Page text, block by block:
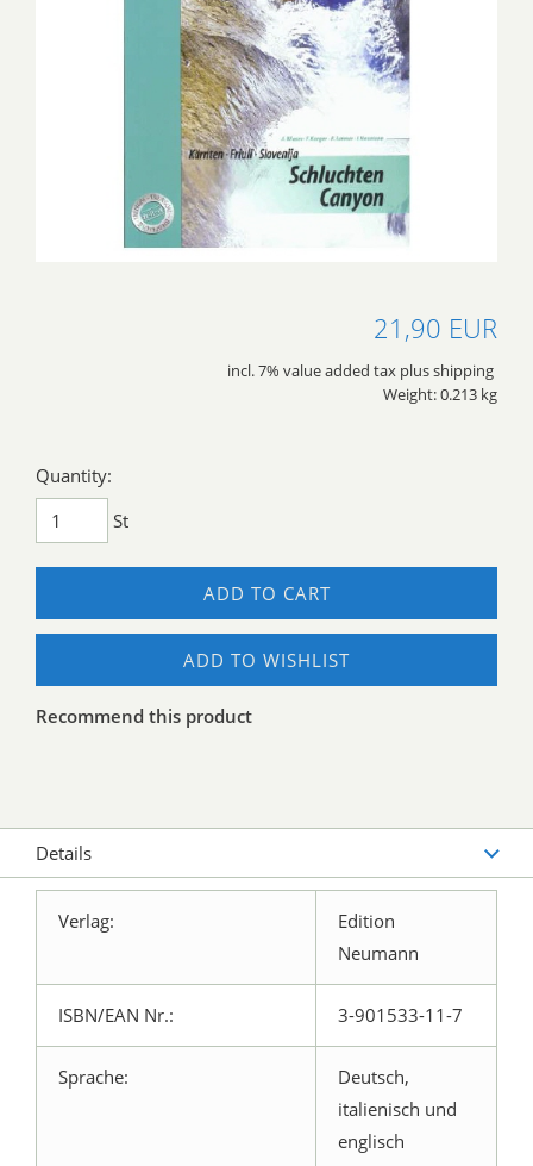
21,90 EUR
incl. 7% value added tax plus shipping
Weight: 0.213 kg
Quantity:
St
ADD TO CART
ADD TO WISHLIST
Recommend this product
Details
Verlag:
Edition
Neumann
ISBN/EAN Nr.: 3-901533-11-7
Sprache:
Deutsch,
italienisch und
englisch